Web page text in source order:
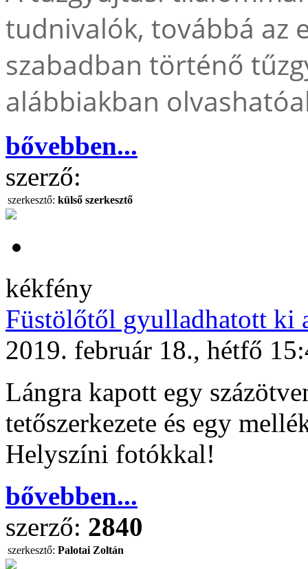
tudnivalók, továbbá az
szabadban történő
alábbiakban
bővebben...
szerző:
szerkesztő: külső szerkesztő
kékfény
Füstölőtől gyulladhatott ki
2019. február 18., hétfő
Lángra kapott egy
tetőszerkezete és egy
Helyszíni fotókkal!
bővebben...
szerző: 2840
szerkesztő: Palotai Zoltán